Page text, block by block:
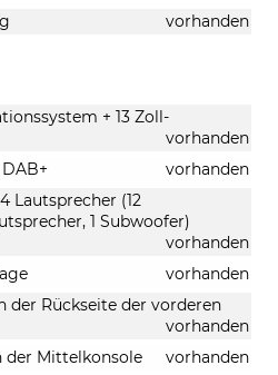
vorhanden
+ 13 Zoll-
vorhanden
vorhanden
Lautsprecher (12
1 Subwoofer)
vorhanden
vorhanden
der Rückseite der vorderen
vorhanden
der Mittelkonsole
vorhanden